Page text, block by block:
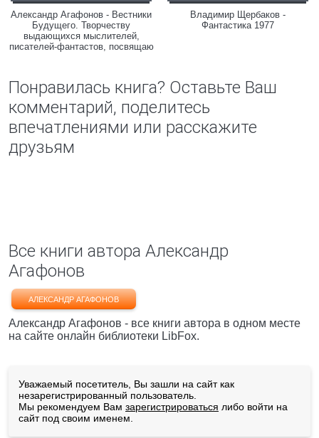
Александр Агафонов - Вестники
Будущего. Творчеству
выдающихся мыслителей,
писателей-фантастов, посвящаю
Владимир Щербаков -
Фантастика 1977
Понравилась книга? Оставьте Ваш
комментарий, поделитесь
впечатлениями или расскажите
друзьям
Все книги автора Александр
Агафонов
АЛЕКСАНДР АГАФОНОВ
Александр Агафонов - все книги автора в одном месте
на сайте онлайн библиотеки LibFox.
Уважаемый посетитель, Вы зашли на сайт как
незарегистрированный пользователь.
Мы рекомендуем Вам зарегистрироваться либо войти на
сайт под своим именем.